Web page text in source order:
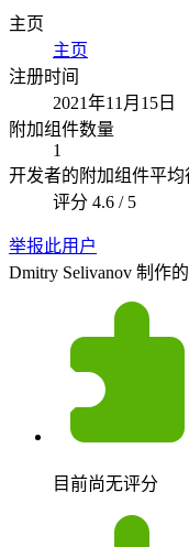
主页
主页
注册时间
2021年11月15日
附加组件数量
1
开发者的附加组件平均
评分 4.6 / 5
举报此用户
Dmitry Selivanov 制作
目前尚无评分